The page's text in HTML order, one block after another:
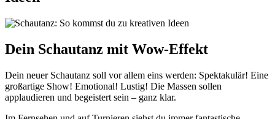
Dein Schautanz mit Wow-Effekt
Dein neuer Schautanz soll vor allem eins werden: Spektakulär! Eine
großartige Show! Emotional! Lustig! Die Massen sollen
applaudieren und begeistert sein – ganz klar.